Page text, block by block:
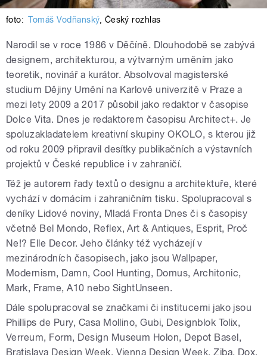
foto: Tomáš Vodňanský, Český rozhlas
Narodil se v roce 1986 v Děčíně. Dlouhodobě se zabývá
designem, architekturou, a výtvarným uměním jako
teoretik, novinář a kurátor. Absolvoval magisterské
studium Dějiny Umění na Karlově univerzitě v Praze a
mezi lety 2009 a 2017 působil jako redaktor v časopise
Dolce Vita. Dnes je redaktorem časopisu Architect+. Je
spoluzakladatelem kreativní skupiny OKOLO, s kterou již
od roku 2009 připravil desítky publikačních a výstavních
projektů v České republice i v zahraničí.
Též je autorem řady textů o designu a architektuře, které
vychází v domácím i zahraničním tisku. Spolupracoval s
deníky Lidové noviny, Mladá Fronta Dnes či s časopisy
včetně Bel Mondo, Reflex, Art & Antiques, Esprit, Proč
Ne!? Elle Decor. Jeho články též vycházejí v
mezinárodních časopisech, jako jsou Wallpaper,
Modernism, Damn, Cool Hunting, Domus, Architonic,
Mark, Frame, A10 nebo SightUnseen.
Dále spolupracoval se značkami či institucemi jako jsou
Phillips de Pury, Casa Mollino, Gubi, Designblok Tolix,
Verreum, Form, Design Museum Holon, Depot Basel,
Bratislava Design Week, Vienna Design Week, Ziba, Dox,